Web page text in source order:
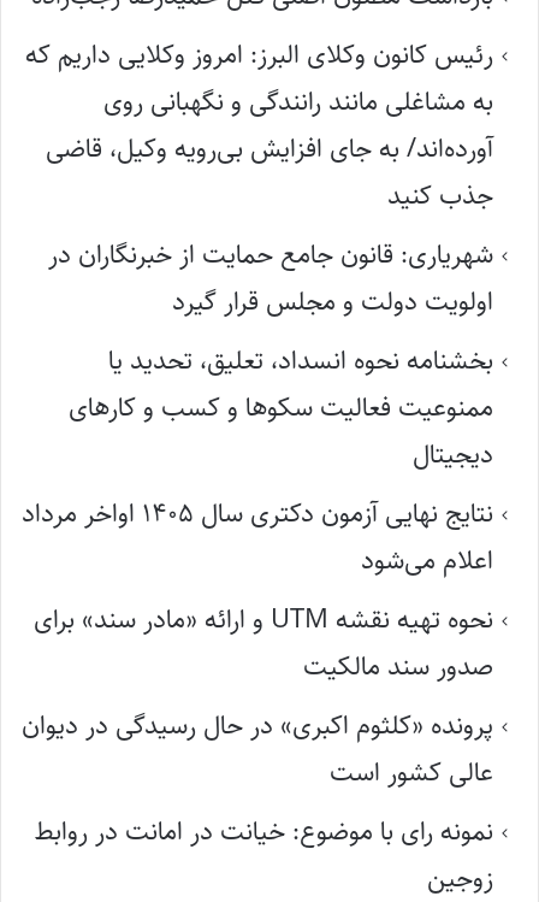
رئیس کانون وکلای البرز: امروز وکلایی داریم که
به مشاغلی مانند رانندگی و نگهبانی روی
آورده‌اند/ به جای افزایش بی‌رویه وکیل، قاضی
جذب کنید
شهریاری: قانون جامع حمایت از خبرنگاران در
اولویت دولت و مجلس قرار گیرد
بخشنامه نحوه انسداد، تعلیق، تحدید یا
ممنوعیت فعالیت سکوها و کسب و کارهای
دیجیتال
نتایج نهایی آزمون دکتری سال ۱۴۰۵ اواخر مرداد
اعلام می‌شود
نحوه تهیه نقشه UTM و ارائه «مادر سند» برای
صدور سند مالکیت
پرونده «کلثوم اکبری» در حال رسیدگی در دیوان
عالی کشور است
نمونه رای با موضوع: خیانت در امانت در روابط
زوجین